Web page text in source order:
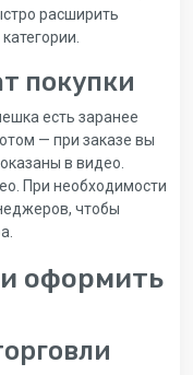
расширить
покупки
есть заранее
— при заказе вы
в видео.
При необходимости
чтобы
оформить